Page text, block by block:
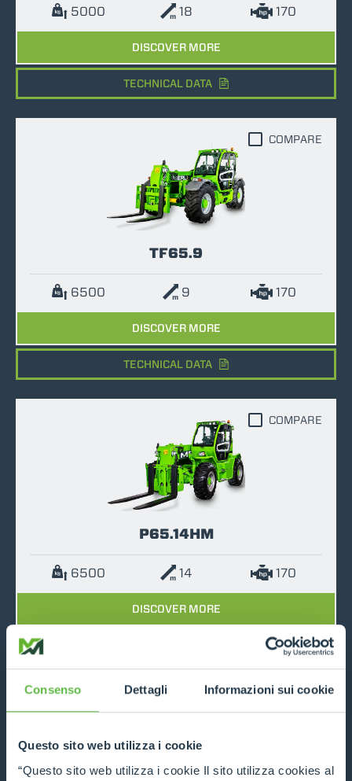
Consenso Dettagli Informazioni sui cookie
Questo sito web utilizza i cookie
“Questo sito web utilizza i cookie Il sito utilizza cookies al
5000 18 170
DISCOVER MORE
TECHNICAL DATA
TF65.9
6500 9 170
DISCOVER MORE
COMPARE
TECHNICAL DATA
P65.14HM
6500 14 170
DISCOVER MORE
COMPARE